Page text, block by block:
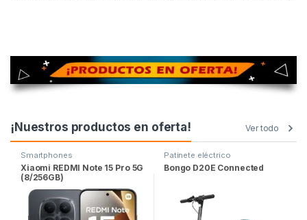
¡Nuestros productos en oferta! Ver todo
Smartphones
Xiaomi REDMI Note 15 Pro 5G
(8/256GB)
Patinete eléctrico
Bongo D20E Connected